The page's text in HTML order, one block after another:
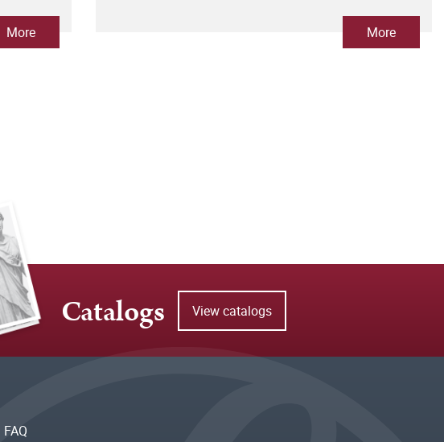
More More
Catalogs View catalogs
FAQ